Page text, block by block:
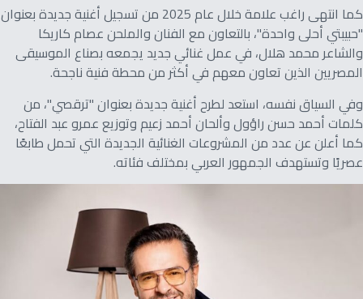
كما انتهى راغب علامة خلال عام 2025 من تسجيل أغنية جديدة بعنوان
"حبيبتي أحلى واحدة"، بالتعاون مع الفنان والملحن عصام كاريكا
والشاعر محمد هلال، في عمل غنائي جديد يجمعه بصناع الموسيقى
المصريين الذين تعاون معهم في أكثر من محطة فنية ناجحة.
وفي السياق نفسه، استعد لطرح أغنية جديدة بعنوان "ترقصي"، من
كلمات أحمد حسن راؤول وألحان أحمد زعيم وتوزيع عمرو عبد الفتاح،
كما أعلن عن عدد من المشروعات الغنائية الجديدة التي تحمل طابعًا
عصريًا وتستهدف الجمهور العربي بمختلف فئاته.